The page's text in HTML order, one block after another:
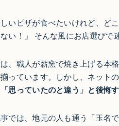
しいピザが食べたいけれど、
い！」 そんな風にお店選びで
、職人が薪窯で焼き上げる本
っています。しかし、ネット
思っていたのと違う」と後悔
では、地元の人も通う「玉名